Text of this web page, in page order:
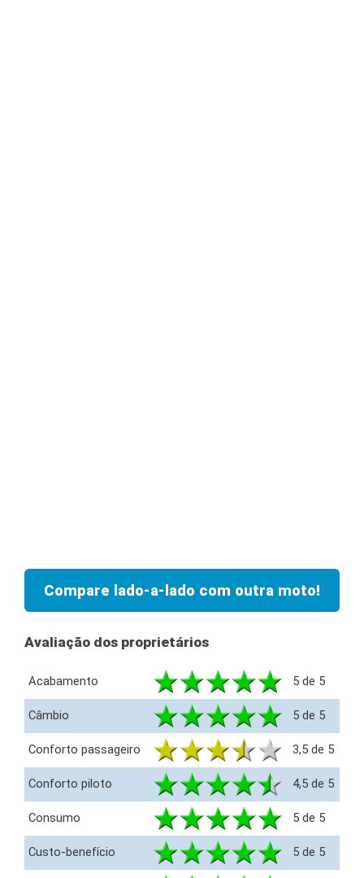
Compare lado-a-lado com outra moto!
Avaliação dos proprietários
Acabamento 5 de 5
Câmbio 5 de 5
Conforto passageiro 3,5 de 5
Conforto piloto 4,5 de 5
Consumo 5 de 5
Custo-benefício 5 de 5